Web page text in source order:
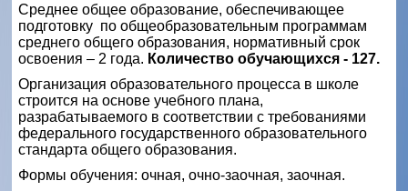
Среднее общее образование, обеспечивающее
подготовку по общеобразовательным программам
среднего общего образования, нормативный срок
освоения – 2 года. Количество обучающихся - 127.
Организация образовательного процесса в школе
строится на основе учебного плана,
разрабатываемого в соответствии с требованиями
федерального государственного образовательного
стандарта общего образования.
Формы обучения: очная, очно-заочная, заочная.